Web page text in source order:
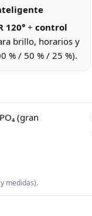
120°+ control
brillo, horarios y
% / 50 % / 25 %).
(gran
medidas).